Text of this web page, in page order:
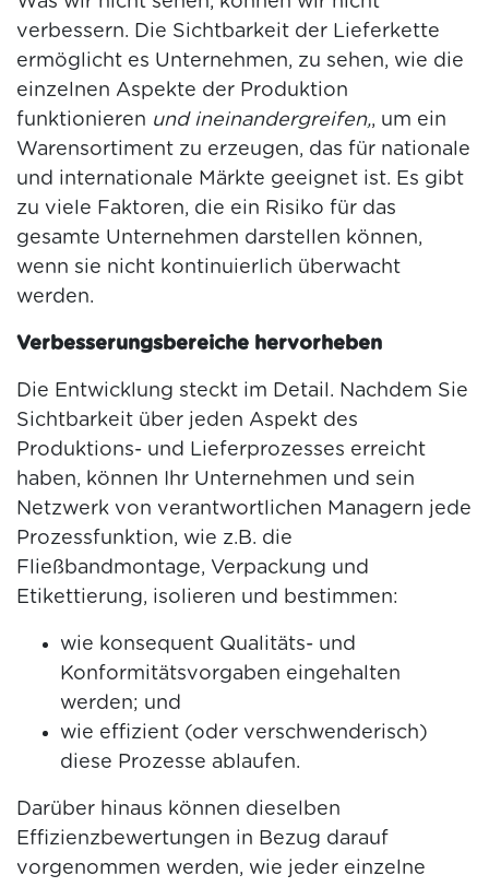
verbessern. Die Sichtbarkeit der Lieferkette
ermöglicht es Unternehmen, zu sehen, wie die
einzelnen Aspekte der Produktion
funktionieren und ineinandergreifen,, um ein
Warensortiment zu erzeugen, das für nationale
und internationale Märkte geeignet ist. Es gibt
zu viele Faktoren, die ein Risiko für das
gesamte Unternehmen darstellen können,
wenn sie nicht kontinuierlich überwacht
werden.
Verbesserungsbereiche hervorheben
Die Entwicklung steckt im Detail. Nachdem Sie
Sichtbarkeit über jeden Aspekt des
Produktions- und Lieferprozesses erreicht
haben, können Ihr Unternehmen und sein
Netzwerk von verantwortlichen Managern jede
Prozessfunktion, wie z.B. die
Fließbandmontage, Verpackung und
Etikettierung, isolieren und bestimmen:
wie konsequent Qualitäts- und
Konformitätsvorgaben eingehalten
werden; und
wie effizient (oder verschwenderisch)
diese Prozesse ablaufen.
Darüber hinaus können dieselben
Effizienzbewertungen in Bezug darauf
vorgenommen werden, wie jeder einzelne